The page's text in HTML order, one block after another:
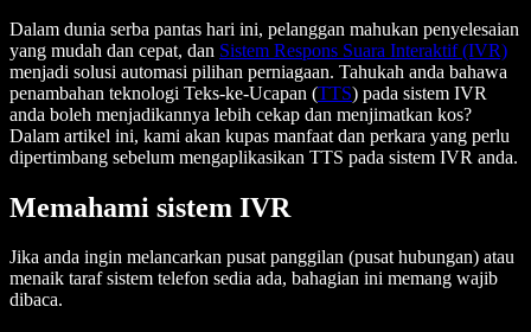
Dalam dunia serba pantas hari ini, pelanggan mahukan penyelesaian
yang mudah dan cepat, dan Sistem Respons Suara Interaktif (IVR)
menjadi solusi automasi pilihan perniagaan. Tahukah anda bahawa
penambahan teknologi Teks-ke-Ucapan (TTS) pada sistem IVR
anda boleh menjadikannya lebih cekap dan menjimatkan kos?
Dalam artikel ini, kami akan kupas manfaat dan perkara yang perlu
dipertimbang sebelum mengaplikasikan TTS pada sistem IVR anda.
Memahami sistem IVR
Jika anda ingin melancarkan pusat panggilan (pusat hubungan) atau
menaik taraf sistem telefon sedia ada, bahagian ini memang wajib
dibaca.